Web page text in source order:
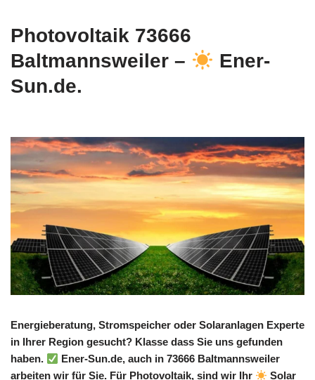
Photovoltaik 73666
Baltmannsweiler –
Ener-
Sun.de.
Energieberatung, Stromspeicher oder Solaranlagen Experte
in Ihrer Region gesucht? Klasse dass Sie uns gefunden
haben.
Ener-Sun.de, auch in 73666 Baltmannsweiler
arbeiten wir für Sie. Für Photovoltaik, sind wir Ihr
Solar